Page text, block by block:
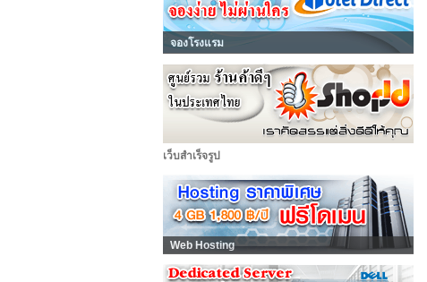
จองโรงแรม
เว็บสำเร็จรูป
Web Hosting